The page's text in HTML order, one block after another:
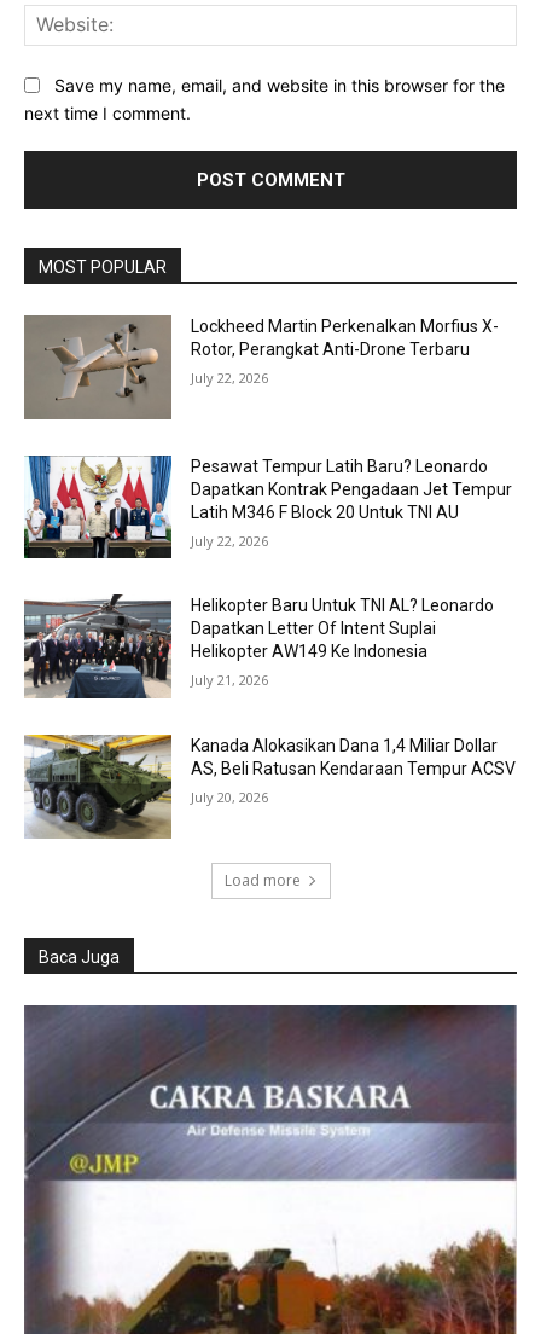
Save my name, email, and website in this browser for the
next time I comment.
MOST POPULAR
Lockheed Martin Perkenalkan Morfius X-
Rotor, Perangkat Anti-Drone Terbaru
July 22, 2026
Pesawat Tempur Latih Baru? Leonardo
Dapatkan Kontrak Pengadaan Jet Tempur
Latih M346 F Block 20 Untuk TNI AU
July 22, 2026
Helikopter Baru Untuk TNI AL? Leonardo
Dapatkan Letter Of Intent Suplai
Helikopter AW149 Ke Indonesia
July 21, 2026
Kanada Alokasikan Dana 1,4 Miliar Dollar
AS, Beli Ratusan Kendaraan Tempur ACSV
July 20, 2026
Load more
Baca Juga